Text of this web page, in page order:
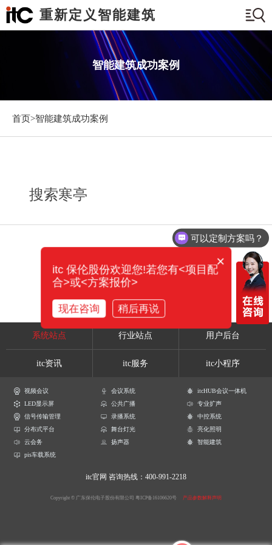
重新定义智能建筑
智能建筑成功案例
首页>智能建筑成功案例
搜索寒亭
系统站点 行业站点 用户后台
itc资讯 itc服务 itc小程序
视频会议 会议系统
itcHUB会议一体机
LED显示屏
公共广播
专业扩声
信号传输管理
录播系统
中控系统
分布式平台
舞台灯光
亮化照明
云会务
扬声器
智能建筑
pis车载系统
itc官网 咨询热线：400-991-2218
Copyright © 广东保伦电子股份有限公司 粤ICP备16106620号 产品参数解释声明
可以定制方案吗？
×
itc 保伦股份欢迎您!若您有<项目配
合>或<方案报价>
现在咨询 稍后再说